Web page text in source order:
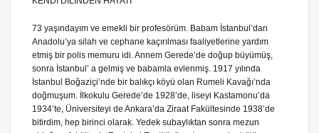
73 yaşındayım ve emekli bir profesörüm. Babam İstanbul’dan
Anadolu’ya silah ve cephane kaçırılması faaliyetlerine yardım
etmiş bir polis memuru idi. Annem Gerede’de doğup büyümüş,
sonra İstanbul’ a gelmiş ve babamla evlenmiş. 1917 yılında
İstanbul Boğaziçi’nde bir balıkçı köyü olan Rumeli Kavağı’nda
doğmuşum. İlkokulu Gerede’de 1928’de, liseyi Kastamonu’da
1934’te, Üniversiteyi de Ankara’da Ziraat Fakültesinde 1938’de
bitirdim, hep birinci olarak. Yedek subaylıktan sonra mezun